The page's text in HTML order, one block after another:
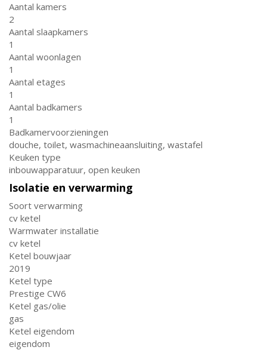
Aantal kamers
2
Aantal slaapkamers
1
Aantal woonlagen
1
Aantal etages
1
Aantal badkamers
1
Badkamervoorzieningen
douche, toilet, wasmachineaansluiting, wastafel
Keuken type
inbouwapparatuur, open keuken
Isolatie en verwarming
Soort verwarming
cv ketel
Warmwater installatie
cv ketel
Ketel bouwjaar
2019
Ketel type
Prestige CW6
Ketel gas/olie
gas
Ketel eigendom
eigendom